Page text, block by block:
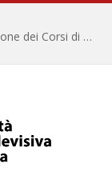
Università per Stranieri di Siena – Inaugurazione dei Corsi di Lingua e Cultura Italiana, 109a annata